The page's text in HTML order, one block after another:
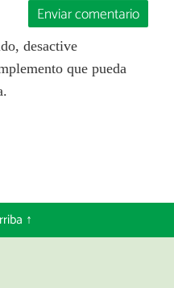
Enviar comentario
desactive
que pueda
↑